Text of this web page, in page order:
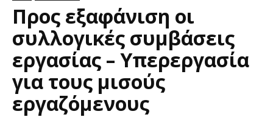
Προς εξαφάνιση οι
συλλογικές συμβάσεις
εργασίας – Υπερεργασία
για τους μισούς
εργαζόμενους